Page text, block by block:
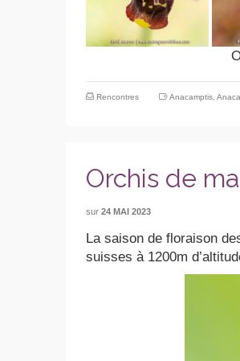
Rencontres Anacamptis ,
Orchis de
sur24 MAI 2023
La saison de floraison
suisses à 1200m